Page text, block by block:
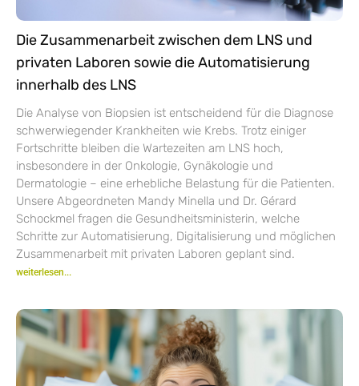
Die Zusammenarbeit zwischen dem LNS und
privaten Laboren sowie die Automatisierung
innerhalb des LNS
Die Analyse von Biopsien ist entscheidend für die Diagnose
schwerwiegender Krankheiten wie Krebs. Trotz einiger
Fortschritte bleiben die Wartezeiten am LNS hoch,
insbesondere in der Onkologie, Gynäkologie und
Dermatologie – eine erhebliche Belastung für die Patienten.
Unsere Abgeordneten Mandy Minella und Dr. Gérard
Schockmel fragen die Gesundheitsministerin, welche
Schritte zur Automatisierung, Digitalisierung und möglichen
Zusammenarbeit mit privaten Laboren geplant sind.
weiterlesen...